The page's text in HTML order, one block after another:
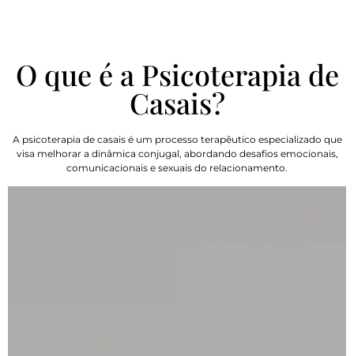
O que é a Psicoterapia de
Casais?
A psicoterapia de casais é um processo terapêutico especializado que
visa melhorar a dinâmica conjugal, abordando desafios emocionais,
comunicacionais e sexuais do relacionamento.